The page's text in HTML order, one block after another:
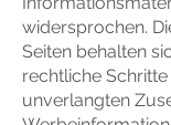
widersprochen.
Seiten behalten
rechtliche
unverlangten